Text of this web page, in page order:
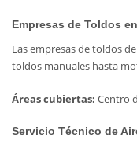
Empresas de Toldos
Las empresas de toldos
toldos manuales hasta
Áreas cubiertas: Centro
Servicio Técnico de